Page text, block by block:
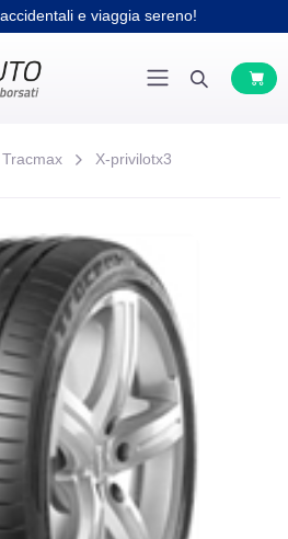
e viaggia sereno!
Tracmax X-privilotx3